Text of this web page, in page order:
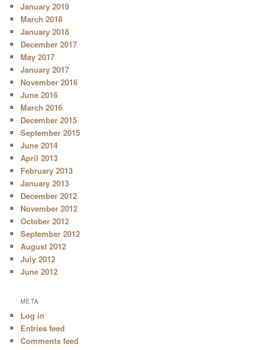
January 2019
March 2018
January 2018
December 2017
May 2017
January 2017
November 2016
June 2016
March 2016
December 2015
September 2015
June 2014
April 2013
February 2013
January 2013
December 2012
November 2012
October 2012
September 2012
August 2012
July 2012
June 2012
META
Log in
Entries feed
Comments feed